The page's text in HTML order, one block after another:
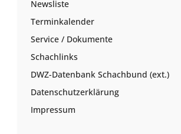
Newsliste
Terminkalender
Service / Dokumente
Schachlinks
DWZ-Datenbank Schachbund (ext.)
Datenschutzerklärung
Impressum